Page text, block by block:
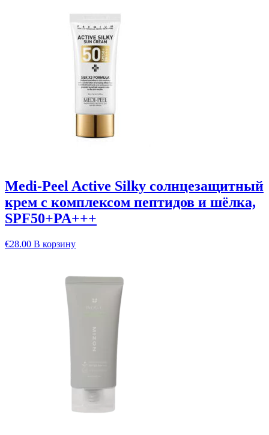
Medi-Peel Active Silky солнцезащитный
крем с комплексом пептидов и шёлка,
SPF50+PA+++
€28.00 В корзину